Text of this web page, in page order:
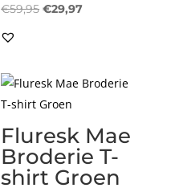
€59,95 Oorspronkelijke
€29,97Huidige
Fluresk Mae
Broderie T-
shirt Groen